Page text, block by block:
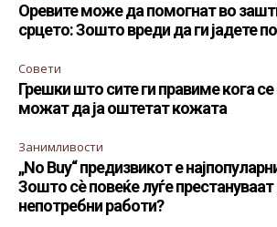
Оревите може да помогнат во
срцето: Зошто вреди да ги јадете
Совети
Грешки што сите ги правиме кога
можат да ја оштетат кожата
Занимливости
„No Buy“ предизвикот е
Зошто сè повеќе луѓе престануваат
непотребни работи?